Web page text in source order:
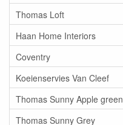
Thomas Loft
Haan Home Interiors
Coventry
Koeienservies Van Cleef
Thomas Sunny Apple green
Thomas Sunny Grey